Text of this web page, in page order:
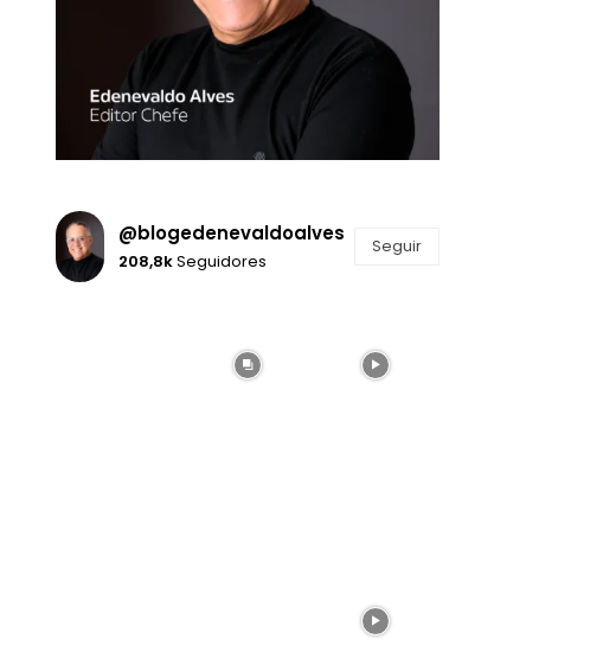
@blogedenevaldoalves
208,8kSeguidores
Seguir